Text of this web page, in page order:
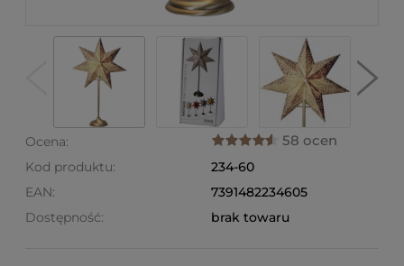
Ocena: 58 ocen
Kod produktu:
234-60
EAN:
7391482234605
Dostępność:
brak towaru